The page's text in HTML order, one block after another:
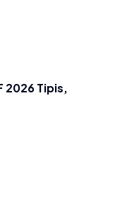
2026 Tipis,